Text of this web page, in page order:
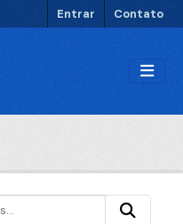
Entrar Contato